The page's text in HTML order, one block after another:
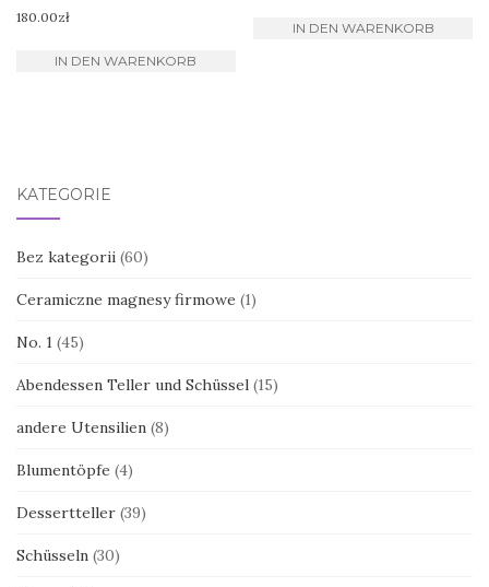
180.00zł
IN DEN WARENKORB
IN DEN WARENKORB
KATEGORIE
Bez kategorii (60)
Ceramiczne magnesy firmowe (1)
No. 1 (45)
Abendessen Teller und Schüssel (15)
andere Utensilien (8)
Blumentöpfe (4)
Dessertteller (39)
Schüsseln (30)